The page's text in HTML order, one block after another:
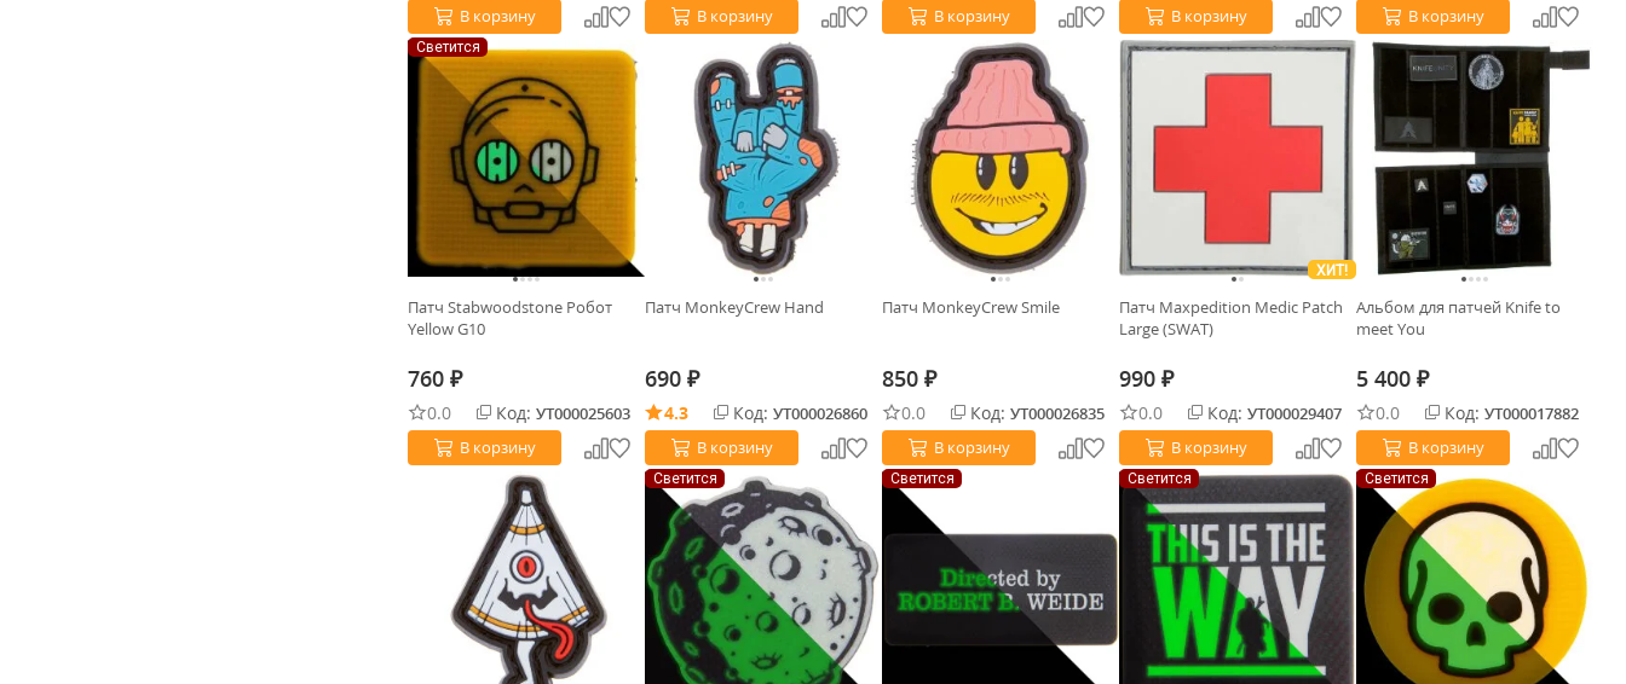
В корзину
В корзину
В корзину
В корзину
В корзину
Светится
Патч Stabwoodstone Робот
Yellow G10
760 ₽
0.0 Код: УТ000025603
В корзину
Патч MonkeyCrew Hand
690 ₽
4.3 Код: УТ000026860
В корзину
Патч MonkeyCrew Smile
850 ₽
0.0 Код: УТ000026835
В корзину
ХИТ!
Патч Maxpedition Medic Patch
Large (SWAT)
990 ₽
0.0 Код: УТ000029407
В корзину
Альбом для патчей Knife to
meet You
5 400 ₽
0.0 Код: УТ000017882
В корзину
Светится Светится Светится Светится